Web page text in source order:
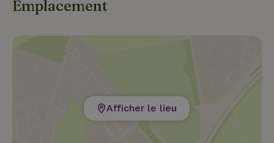
Emplacement
Afficher le lieu